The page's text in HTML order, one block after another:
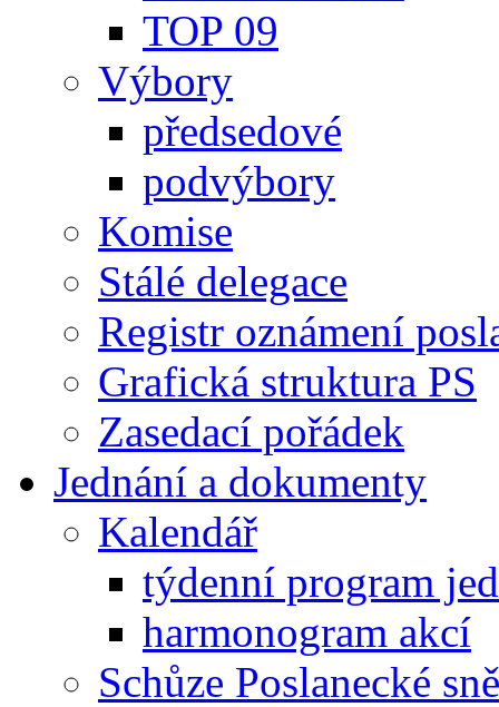
TOP 09
Výbory
předsedové
podvýbory
Komise
Stálé delegace
Registr oznámení
Grafická struktura PS
Zasedací pořádek
Jednání a dokumenty
Kalendář
týdenní program
harmonogram akcí
Schůze Poslanecké